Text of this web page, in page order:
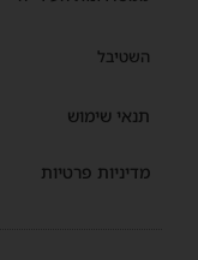
השטיבל
תנאי שימוש
מדיניות פרטיות